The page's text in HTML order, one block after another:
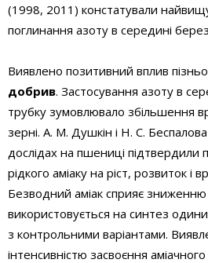
(1998, 2011) констатували
поглинання азоту в середині
Виявлено позитивний вплив
добрив. Застосування азоту в
трубку зумовлювало збільшення
зерні. А. М. Душкін і Н. С.
дослідах на пшениці підтвердили
рідкого аміаку на ріст, розвиток і
Безводний аміак сприяє зниженню
використовується на синтез
з контрольними варіантами.
інтенсивністю засвоєння аміачного